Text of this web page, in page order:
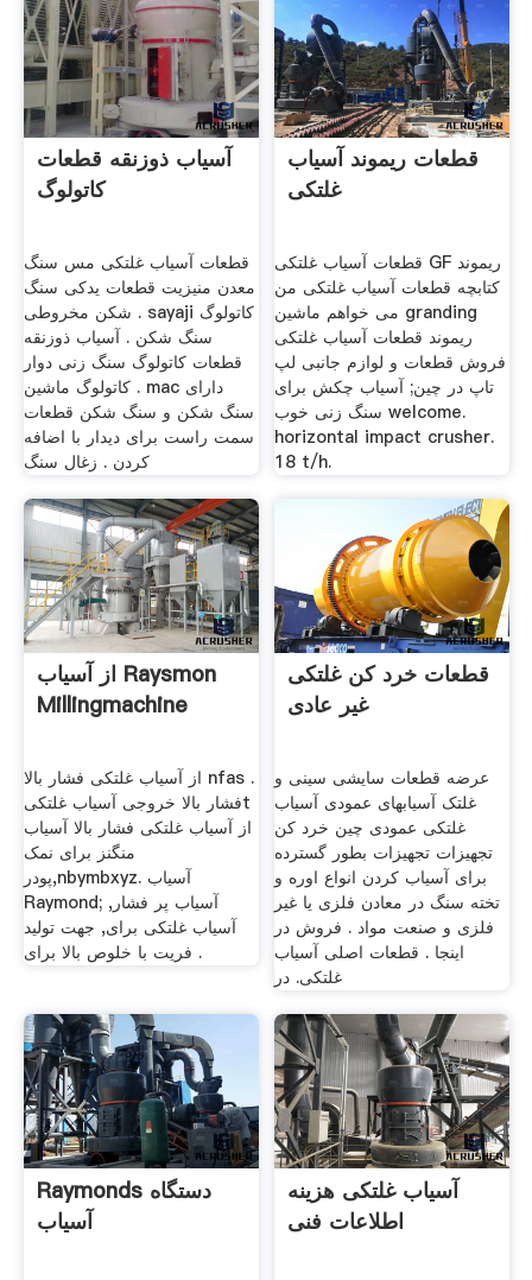
آسیاب ذوزنقه قطعات
کاتولوگ
قطعات آسیاب غلتکی مس سنگ
معدن منيزيت قطعات یدکی سنگ
شکن مخروطی . sayaji کاتولوگ
سنگ شکن . آسیاب ذوزنقه
قطعات کاتولوگ سنگ زنی دوار
کاتولوگ ماشین . mac دارای
سنگ شکن و سنگ شکن قطعات
سمت راست برای دیدار با اضافه
کردن . زغال سنگ
قطعات ریموند آسیاب
غلتکی
قطعات آسیاب غلتکی GF ریموند
کتابچه قطعات آسیاب غلتکی من
می خواهم ماشین granding
ریموند قطعات آسیاب غلتکی
فروش قطعات و لوازم جانبی لپ
تاپ در چین; آسیاب چکش برای
سنگ زنی خوب welcome.
horizontal impact crusher.
18 t/h.
از آسیاب Raysmon
Millingmachine
از آسیاب غلتکی فشار بالا nfas .
فشار بالا خروجی آسیاب غلتکیt
از آسیاب غلتکی فشار بالا آسیاب
منگنز برای نمک
پودر,nbymbxyz. آسیاب
Raymond; آسیاب پر فشار,
آسیاب غلتکی برای, جهت تولید
فریت با خلوص بالا برای .
قطعات خرد کن غلتکی
غیر عادی
عرضه قطعات سایشی سینی و
غلتک آسیابهای عمودی آسیاب
غلتکی عمودی چین خرد کن
تجهیزات تجهیزات بطور گسترده
برای آسیاب کردن انواع اوره و
تخته سنگ در معادن فلزی یا غیر
فلزی و صنعت مواد . فروش در
اینجا . قطعات اصلی آسیاب
غلتکی. در
Raymonds دستگاه
آسیاب
آسیاب غلتکی هزینه
اطلاعات فنی